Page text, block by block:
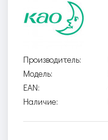
Производитель:
Модель:
EAN:
Наличие: